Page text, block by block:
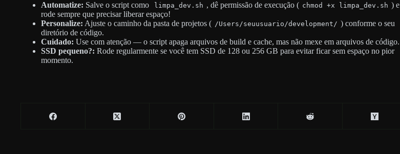
Automatize: Salve o script como limpa_dev.sh , dê permissão de execução ( chmod +x limpa_dev.sh ) e
rode sempre que precisar liberar espaço!
Personalize: Ajuste o caminho da pasta de projetos ( /Users/seuusuario/development/ ) conforme o seu
diretório de código.
Cuidado: Use com atenção — o script apaga arquivos de build e cache, mas não mexe em arquivos de código.
SSD pequeno?: Rode regularmente se você tem SSD de 128 ou 256 GB para evitar ficar sem espaço no pior
momento.